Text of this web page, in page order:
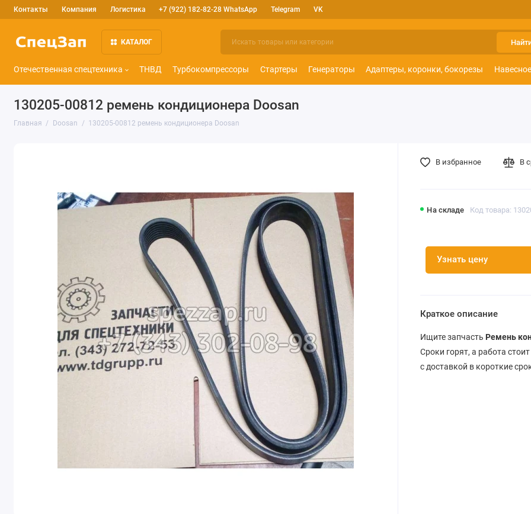
Контакты Компания Логистика +7 (922) 182-82-28 WhatsApp Telegram VK
КАТАЛОГ
Отечественная спецтехника ТНВД Турбокомпрессоры Стартеры Генераторы Адаптеры, коронки, бокорезы
130205-00812 ремень кондиционера Doosan
Главная Doosan 130205-00812 ремень кондиционера Doosan
На складе Код товара:
Узнать цену
В избранное В
Краткое описание
Ищите запчасть Ремень
Сроки горят, а работа
с доставкой в короткие